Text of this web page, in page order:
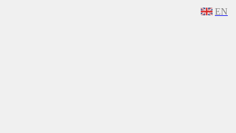
EN